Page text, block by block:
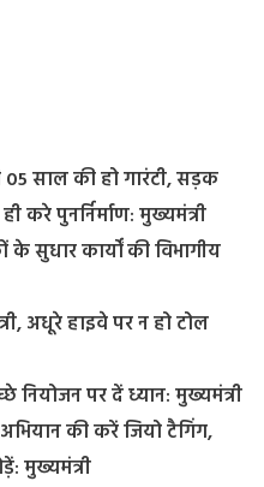
साल की हो गारंटी, सड़क
करे पुनर्निर्माण: मुख्यमंत्री
सुधार कार्यों की विभागीय
अधूरे हाइवे पर न हो टोल
पर दें ध्यान: मुख्यमंत्री
की करें जियो टैगिंग,
मुख्यमंत्री